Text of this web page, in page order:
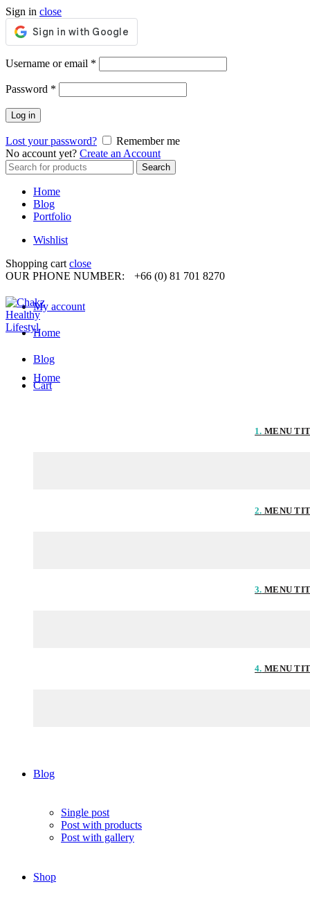
Sign in close
Username or email *
Password *
Log in
Lost your password?
Remember me
No account yet? Create an Account
Search
for:
Search
Home
Blog
Portfolio
Wishlist
Shopping cart close
OUR PHONE NUMBER:
+66 (0) 81 701 8270
My account
Home
Blog
Cart
Home
1. MENU
2. MENU
3. MENU
4. MENU
Blog
Single post
Post with products
Post with gallery
Shop